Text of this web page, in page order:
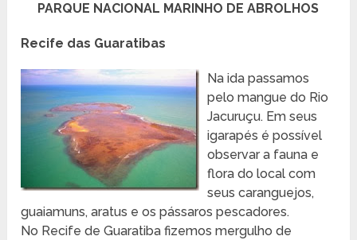
PARQUE NACIONAL MARINHO DE ABROLHOS
Recife das Guaratibas
Na ida passamos
pelo mangue do Rio
Jacuruçu. Em seus
igarapés é possível
observar a fauna e
flora do local com
seus caranguejos,
guaiamuns, aratus e os pássaros pescadores.
No Recife de Guaratiba fizemos mergulho de